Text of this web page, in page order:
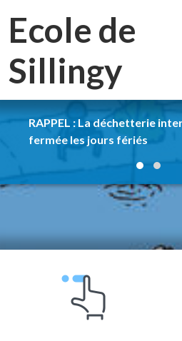
Aller à la recherche
Ecole de
Sillingy
RAPPEL : La déchetterie
fermée les jours fériés